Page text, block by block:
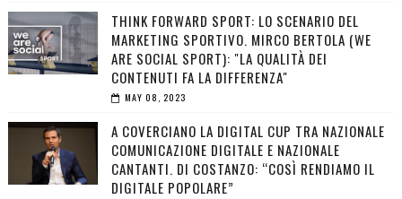
THINK FORWARD SPORT: LO SCENARIO DEL
MARKETING SPORTIVO. MIRCO BERTOLA (WE
ARE SOCIAL SPORT): "LA QUALITÀ DEI
CONTENUTI FA LA DIFFERENZA"
MAY 08, 2023
A COVERCIANO LA DIGITAL CUP TRA NAZIONALE
COMUNICAZIONE DIGITALE E NAZIONALE
CANTANTI. DI COSTANZO: “COSÌ RENDIAMO IL
DIGITALE POPOLARE”